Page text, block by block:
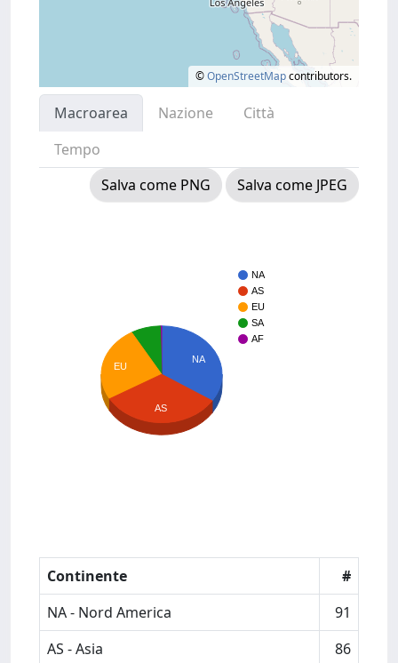
©OpenStreetMapcontributors.
Macroarea Nazione
Città
Tempo
Salva come PNG
Salva come JPEG
NA
AS
EU
SA
AF
NA
EU
AS
Continente
#
NA - Nord America
91
AS - Asia
86